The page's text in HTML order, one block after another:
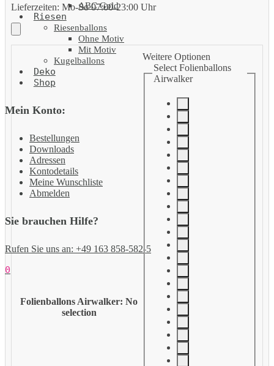
ABC Gold
Riesen
Riesenballons
Ohne Motiv
Mit Motiv
Kugelballons
Deko
Shop
Mein Konto:
Bestellungen
Downloads
Adressen
Kontodetails
Meine Wunschliste
Abmelden
Sie brauchen Hilfe?
Rufen Sie uns an: +49 163 858-582-5
0
Lieferzeiten: Mo-So 07:00-23:00 Uhr
Folienballons Airwalker: No
selection
Weitere Optionen
Select Folienballons
Airwalker